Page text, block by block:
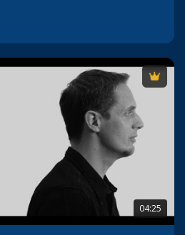
04:25